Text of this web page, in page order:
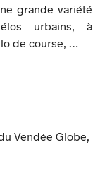
grande variété
urbains, à
de course, …
Vendée Globe,